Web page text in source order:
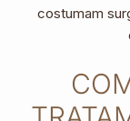
costumam